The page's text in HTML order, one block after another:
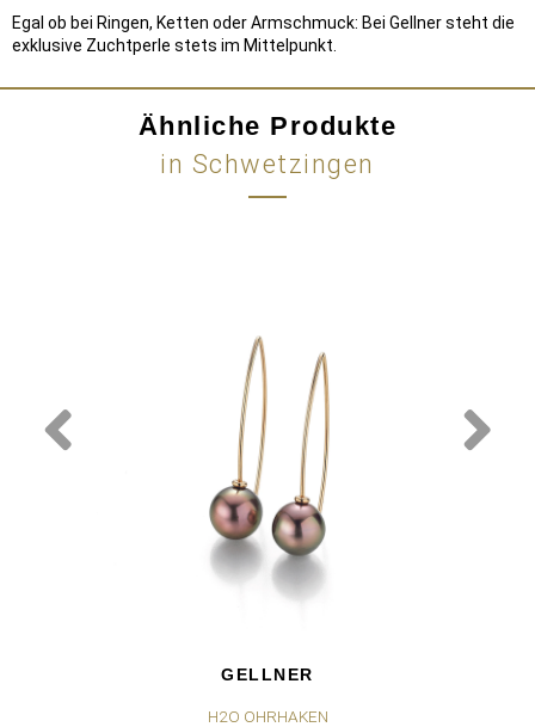
Egal ob bei Ringen, Ketten oder Armschmuck: Bei Gellner steht die
exklusive Zuchtperle stets im Mittelpunkt.
Ähnliche Produkte
in Schwetzingen
GELLNER
H2O OHRHAKEN